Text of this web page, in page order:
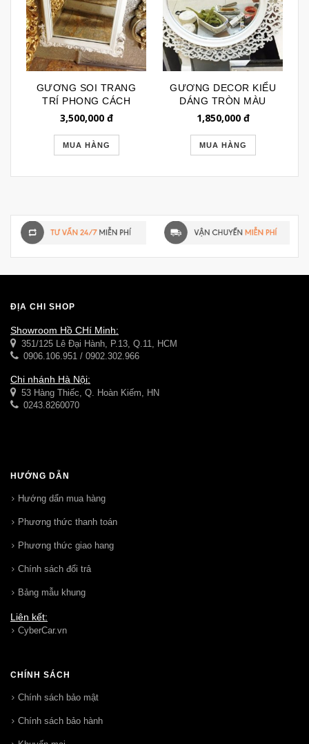
GƯƠNG SOI TRANG
TRÍ PHONG CÁCH
ROYAL HÌNH CHỮ
3,500,000đ
MUA HÀNG
GƯƠNG DECOR KIỂU
DÁNG TRÒN MÀU
TRẮNG 057 (CODE:
1,850,000đ
MUA HÀNG
ĐỊA CHỈ SHOP
Showroom Hồ CHí Minh:
351/125 Lê Đại Hành, P.13, Q.11, HCM
0906.106.951 / 0902.302.966
Chi nhánh Hà Nội:
53 Hàng Thiếc, Q. Hoàn Kiếm, HN
0243.8260070
HƯỚNG DẪN
Hướng dẩn mua hàng
Phương thức thanh toán
Phương thức giao hang
Chính sách đổi trả
Bảng mẫu khung
Liên kết:
CyberCar.vn
CHÍNH SÁCH
Chính sách bảo mật
Chính sách bảo hành